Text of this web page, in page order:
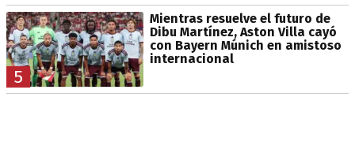
5
Mientras resuelve el futuro de
Dibu Martínez, Aston Villa cayó
con Bayern Múnich en amistoso
internacional